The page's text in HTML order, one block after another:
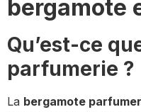
bergamote
Qu’est-ce
parfumerie ?
La bergamote